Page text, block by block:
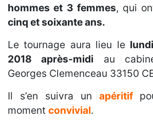
hommes et 3 femmes, qui
cinq et soixante ans.
Le tournage aura lieu le
2018 après-midi au
Georges Clemenceau 33150
Il s’en suivra un apéritif
moment convivial.